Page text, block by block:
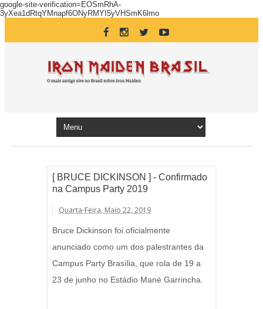
google-site-verification=EOSmRhA-
3yXea1dRtqYMnapf6ONyRMYI5yVHSmK6lmo
[ BRUCE DICKINSON ] - Confirmado
na Campus Party 2019
Quarta-Feira, Maio 22, 2019
Bruce Dickinson foi oficialmente
anunciado como um dos palestrantes da
Campus Party Brasília, que rola de 19 a
23 de junho no Estádio Mané Garrincha.